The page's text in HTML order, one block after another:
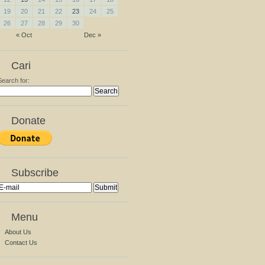
« Oct Dec »
19
20 21 22 23 24
25
26
27 28 29 30
Cari
for:
Donate
Subscribe
Menu
About Us
Contact Us